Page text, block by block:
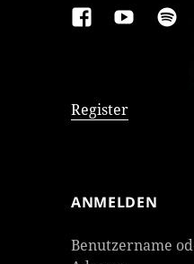
FAKEBOOK
YOUTUBE
Register
ANMELDEN
Benutzername